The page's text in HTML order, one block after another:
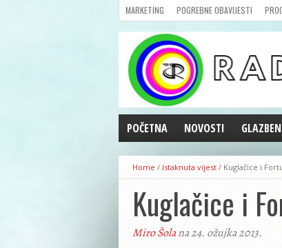
MARKETING POGREBNE OBAVIJESTI
POČETNA NOVOSTI
AKTUALNOSTI
CRNA KRONIKA
POLITIKA
ZANIMLJIVOSTI
GOSPODARSTVO
Home / Istaknuta vijest / Kuglačice i
Kuglačice i
Miro Šolana 24. ožujka 2013.